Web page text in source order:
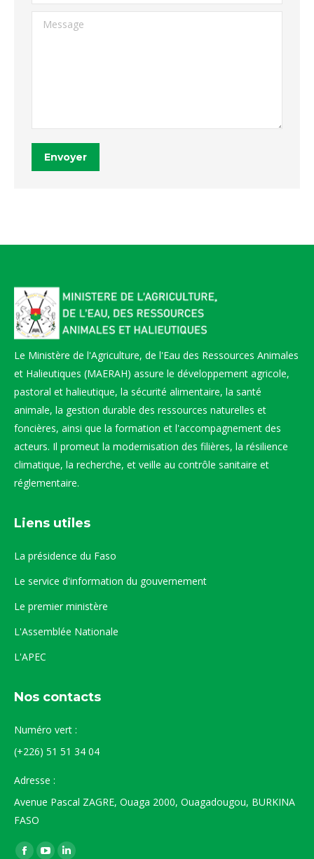
Message
Envoyer
Le Ministère de l'Agriculture, de l'Eau des Ressources Animales
et Halieutiques (MAERAH) assure le développement agricole,
pastoral et halieutique, la sécurité alimentaire, la santé
animale, la gestion durable des ressources naturelles et
foncières, ainsi que la formation et l'accompagnement des
acteurs. Il promeut la modernisation des filières, la résilience
climatique, la recherche, et veille au contrôle sanitaire et
réglementaire.
Liens utiles
La présidence du Faso
Le service d'information du gouvernement
Le premier ministère
L'Assemblée Nationale
L'APEC
Nos contacts
Numéro vert :
(+226) 51 51 34 04
Adresse :
Avenue Pascal ZAGRE, Ouaga 2000, Ouagadougou, BURKINA
FASO
Trouvez nous sur :